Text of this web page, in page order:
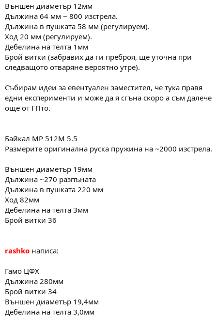
Външен диаметър 12мм
Дължина 64 мм ~ 800 изстрела.
Дължина в пушката 58 мм (регулируем).
Ход 20 мм (регулируем).
Дебелина на телта 1мм
Брой витки (забравих да ги преброя, ще уточна при
следващото отваряне вероятно утре).
Събирам идеи за евентуален заместител, че тука правя
едни експерименти и може да я сгъна скоро а съм далече
още от ГПто.
Байкал MP 512M 5.5
Размерите оригинална руска пружина на ~2000 изстрела.
Външен диаметър 19мм
Дължина ~270 разпъната
Дължина в пушката 220 мм
Ход 82мм
Дебелина на телта 3мм
Брой витки 36
rashko написа:
Гамо ЦФХ
Дължина 280мм
Брой витки 34
Външен диаметър 19,4мм
Дебелина на телта 3,0мм